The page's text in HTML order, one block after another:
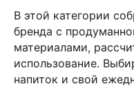
В этой категории
бренда с
материалами,
использование.
напиток и свой